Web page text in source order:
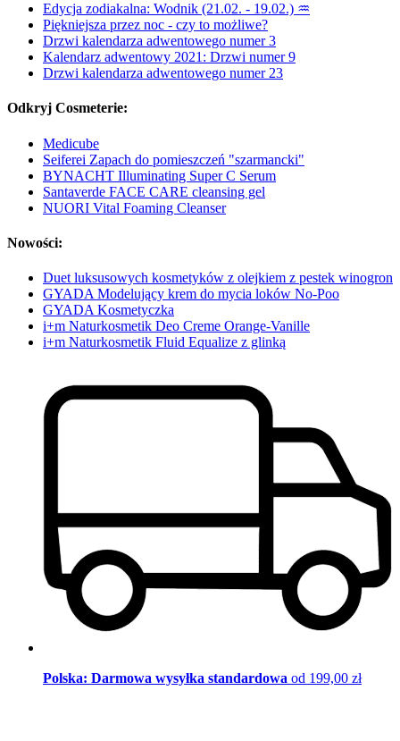
Edycja zodiakalna: Wodnik (21.02. - 19.02.) ♒
Piękniejsza przez noc - czy to możliwe?
Drzwi kalendarza adwentowego numer 3
Kalendarz adwentowy 2021: Drzwi numer 9
Drzwi kalendarza adwentowego numer 23
Odkryj Cosmeterie:
Medicube
Seiferei Zapach do pomieszczeń "szarmancki"
BYNACHT Illuminating Super C Serum
Santaverde FACE CARE cleansing gel
NUORI Vital Foaming Cleanser
Nowości:
Duet luksusowych kosmetyków z olejkiem z pestek winogron
GYADA Modelujący krem do mycia loków No-Poo
GYADA Kosmetyczka
i+m Naturkosmetik Deo Creme Orange-Vanille
i+m Naturkosmetik Fluid Equalize z glinką
Polska: Darmowa wysyłka standardowa od 199,00 zł